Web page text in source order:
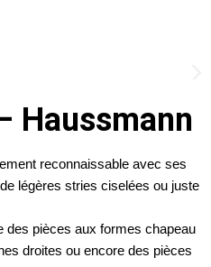
Haussmann
reconnaissable avec ses
légères stries ciselées ou juste
des pièces aux formes chapeau
droites ou encore des pièces